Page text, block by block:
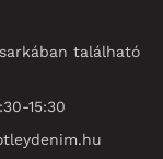
található
15:30